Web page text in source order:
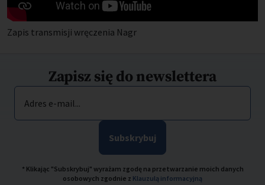
Zapis transmisji wręczenia Nagr
Zapisz się do newslettera
Adres e-mail...
Subskrybuj
* Klikając "Subskrybuj" wyrażam zgodę na przetwarzanie moich danych
osobowych zgodnie z Klauzulą informacyjną